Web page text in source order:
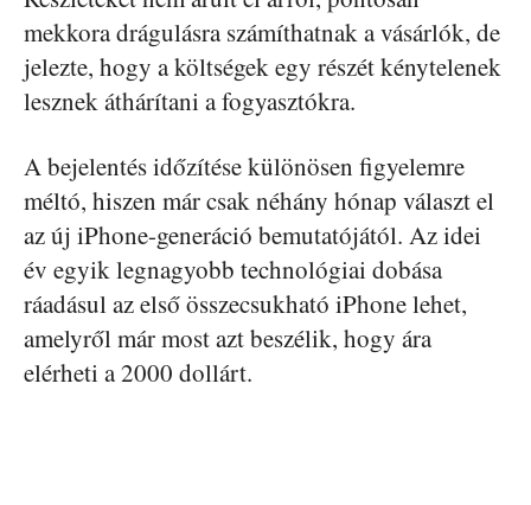
mekkora drágulásra számíthatnak a vásárlók, de
jelezte, hogy a költségek egy részét kénytelenek
lesznek áthárítani a fogyasztókra.
A bejelentés időzítése különösen figyelemre
méltó, hiszen már csak néhány hónap választ el
az új iPhone-generáció bemutatójától. Az idei
év egyik legnagyobb technológiai dobása
ráadásul az első összecsukható iPhone lehet,
amelyről már most azt beszélik, hogy ára
elérheti a 2000 dollárt.